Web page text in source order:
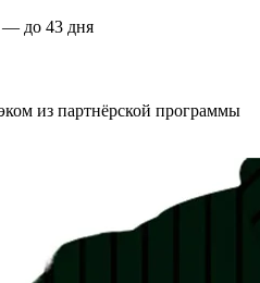
— до 43 дня
из партнёрской программы